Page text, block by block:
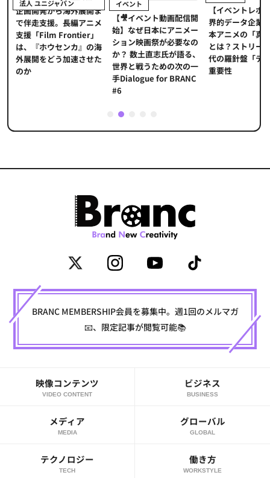
法人 ユニジャパン
企画開発から海外展開ま
で伴走支援。長編アニメ
支援「Film Frontier」
は、『ホウセンカ』の海
外展開をどう加速させた
のか
イベント
【🎥イベント動画配信開
始】なぜ日本にアニメー
ション映画祭が必要なの
か？ 数土直志氏が語る、
世界と戦うための次の一
手Dialogue for BRANC
#6
【イベントレポ
界的データ企業
本アニメの「真
とは？ストリー
代の羅針盤「デ
重要性
2
BRANC MEMBERSHIP会員を募集中。週1回のメルマガ
📧、限定記事が閲覧可能📚
映像コンテンツ
VIDEO CONTENT
ビジネス
BUSINESS
メディア
MEDIA
グローバル
GLOBAL
テクノロジー
TECH
働き方
WORKSTYLE